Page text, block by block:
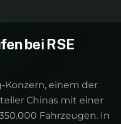
bei RSE
Konzern, einem der
Chinas mit einer
Fahrzeugen. In